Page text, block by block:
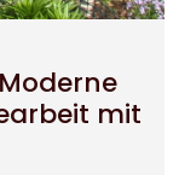
mit